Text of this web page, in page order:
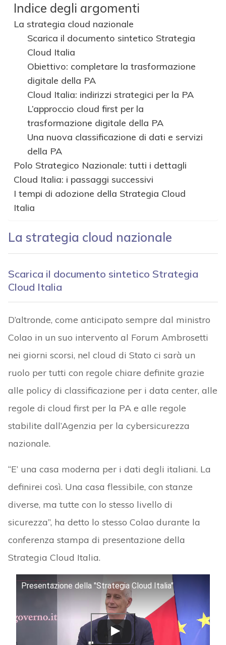
Indice degli argomenti
La strategia cloud nazionale
Scarica il documento sintetico Strategia
Cloud Italia
Obiettivo: completare la trasformazione
digitale della PA
Cloud Italia: indirizzi strategici per la PA
L’approccio cloud first per la
trasformazione digitale della PA
Una nuova classificazione di dati e servizi
della PA
Polo Strategico Nazionale: tutti i dettagli
Cloud Italia: i passaggi successivi
I tempi di adozione della Strategia Cloud
Italia
La strategia cloud nazionale
Scarica il documento sintetico Strategia
Cloud Italia
D’altronde, come anticipato sempre dal ministro
Colao in un suo intervento al Forum Ambrosetti
nei giorni scorsi, nel cloud di Stato ci sarà un
ruolo per tutti con regole chiare definite grazie
alle policy di classificazione per i data center, alle
regole di cloud first per la PA e alle regole
stabilite dall’Agenzia per la cybersicurezza
nazionale.
“E’ una casa moderna per i dati degli italiani. La
definirei così. Una casa flessibile, con stanze
diverse, ma tutte con lo stesso livello di
sicurezza”, ha detto lo stesso Colao durante la
conferenza stampa di presentazione della
Strategia Cloud Italia.
Presentazione della "Strategia Cloud Italia"